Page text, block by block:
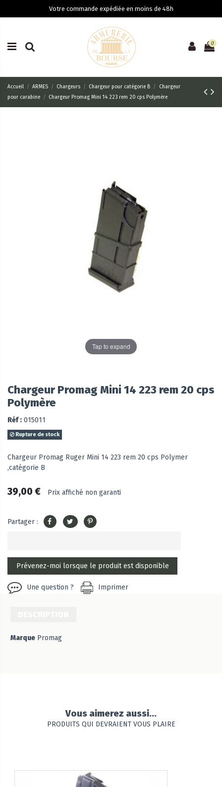
Votre commande expédiée en moins de 48h
0
Accueil ARMES Chargeurs Chargeur pour catégorie B
Chargeur
pour carabine
Chargeur Promag Mini 14 223 rem 20 cps Polymère
Tap to expand
Chargeur Promag Mini 14 223 rem 20 cps
Polymère
Réf : 015011
Rupture de stock
Chargeur Promag Ruger Mini 14 223 rem 20 cps Polymer
,catégorie B
39,00 € Prix affiché non garanti
Partager :
Une question ? Imprimer
Marque Promag
Vous aimerez aussi...
PRODUITS QUI DEVRAIENT VOUS PLAIRE